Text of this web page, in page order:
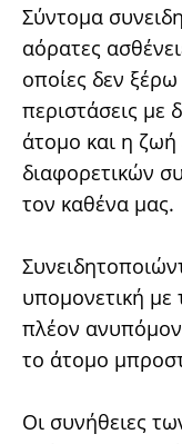
Σύντομα
αόρατες
οποίες δεν
περιστάσεις με
άτομο και η ζωή
διαφορετικών
τον καθένα μας.
υπομονετική
πλέον
το άτομο
Οι συνήθειες